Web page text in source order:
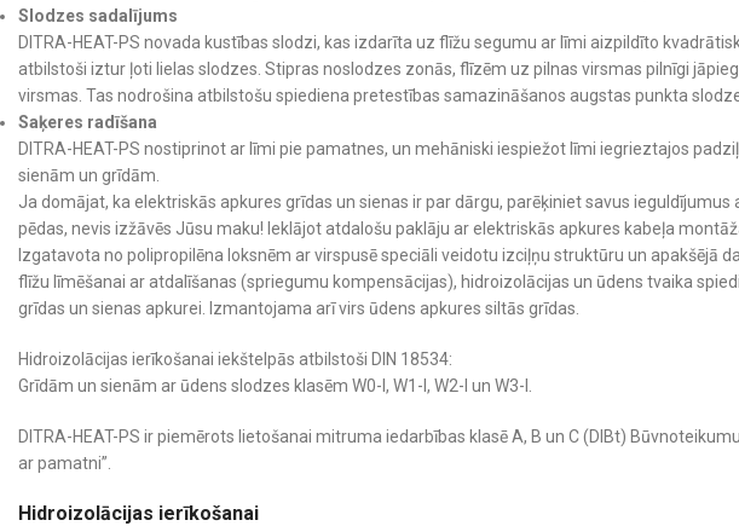
Slodzes sadalījums
DITRA-HEAT-PS novada kustības slodzi, kas izdarīta uz flīžu segumu ar līmi aizpildīto
atbilstoši iztur ļoti lielas slodzes. Stipras noslodzes zonās, flīzēm uz pilnas virsmas pilnīgi
virsmas. Tas nodrošina atbilstošu spiediena pretestības samazināšanos augstas punkta
Saķeres radīšana
DITRA-HEAT-PS nostiprinot ar līmi pie pamatnes, un mehāniski iespiežot līmi iegrieztajos
sienām un grīdām.
Ja domājat, ka elektriskās apkures grīdas un sienas ir par dārgu, parēķiniet savus
pēdas, nevis izžāvēs Jūsu maku! Ieklājot atdalošu paklāju ar elektriskās apkures kabeļa
Izgatavota no polipropilēna loksnēm ar virspusē speciāli veidotu izciļņu struktūru un
flīžu līmēšanai ar atdalīšanas (spriegumu kompensācijas), hidroizolācijas un ūdens tvaika
grīdas un sienas apkurei. Izmantojama arī virs ūdens apkures siltās grīdas.
Hidroizolācijas ierīkošanai iekštelpās atbilstoši DIN 18534:
Grīdām un sienām ar ūdens slodzes klasēm W0-I, W1-I, W2-I un W3-I.
DITRA-HEAT-PS ir piemērots lietošanai mitruma iedarbības klasē A, B un C (DIBt)
ar pamatni”.
Hidroizolācijas ierīkošanai